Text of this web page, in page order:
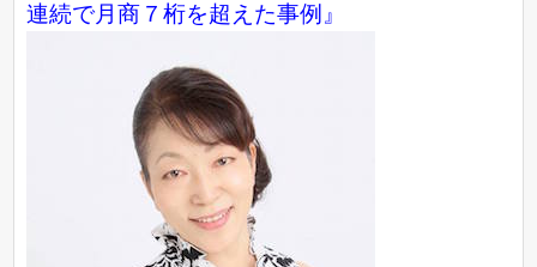
連続で月商７桁を超えた事例』